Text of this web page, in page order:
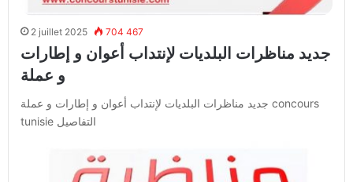
2 juillet 2025 704 467
جديد مناظرات البلديات لإنتداب أعوان و إطارات
و عملة
جديد مناظرات البلديات لإنتداب أعوان و إطارات و عملة concours
tunisie التفاصيل